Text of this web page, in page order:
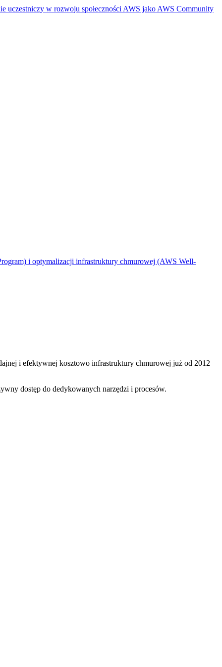
uczestniczy w rozwoju społeczności AWS jako AWS Community
i optymalizacji infrastruktury chmurowej (AWS Well-
i efektywnej kosztowo infrastruktury chmurowej już od 2012
dostęp do dedykowanych narzędzi i procesów.